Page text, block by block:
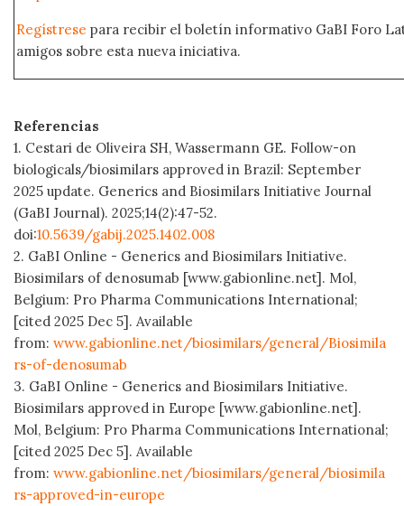
Regístrese para recibir el boletín informativo GaBI Foro
amigos sobre esta nueva iniciativa.
Referencias
1. Cestari de Oliveira SH, Wassermann GE. Follow-on
biologicals/biosimilars approved in Brazil: September
2025 update. Generics and Biosimilars Initiative Journal
(GaBI Journal). 2025;14(2):47-52.
doi:10.5639/gabij.2025.1402.008
2. GaBI Online - Generics and Biosimilars Initiative.
Biosimilars of denosumab [www.gabionline.net]. Mol,
Belgium: Pro Pharma Communications International;
[cited 2025 Dec 5]. Available
from: www.gabionline.net/biosimilars/general/Biosimila
rs-of-denosumab
3. GaBI Online - Generics and Biosimilars Initiative.
Biosimilars approved in Europe [www.gabionline.net].
Mol, Belgium: Pro Pharma Communications International;
[cited 2025 Dec 5]. Available
from: www.gabionline.net/biosimilars/general/biosimila
rs-approved-in-europe